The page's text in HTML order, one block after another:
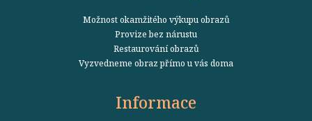
Možnost okamžitého výkupu obrazů
Provize bez nárustu
Restaurování obrazů
Vyzvedneme obraz přímo u vás doma
Informace